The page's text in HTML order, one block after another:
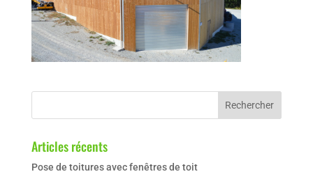
Articles récents
Pose de toitures avec fenêtres de toit